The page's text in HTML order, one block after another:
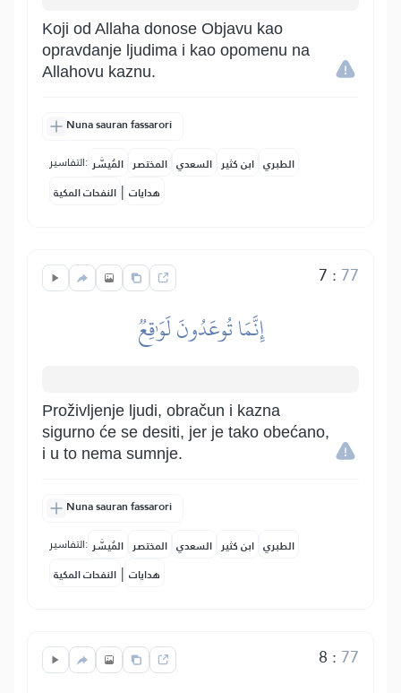
Koji od Allaha donose Objavu kao
opravdanje ljudima i kao opomenu na
Allahovu kaznu.
Nuna sauran fassarori
التفاسير: المُيسَّر المختصر السعدي ابن كثير الطبري
النفحات المكية | هدايات
7 : 77
إِنَّمَا تُوعَدُونَ لَوَٰقِعٞ
Proživljenje ljudi, obračun i kazna
sigurno će se desiti, jer je tako obećano,
i u to nema sumnje.
Nuna sauran fassarori
التفاسير: المُيسَّر المختصر السعدي ابن كثير الطبري
النفحات المكية | هدايات
8 : 77